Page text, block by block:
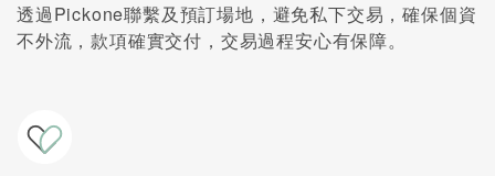
透過Pickone聯繫及預訂場地，避免私下交易，確保個資
不外流，款項確實交付，交易過程安心有保障。